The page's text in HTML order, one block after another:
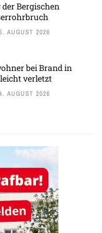
Bergischen
AUGUST 2026
bei Brand in
verletzt
AUGUST 2026